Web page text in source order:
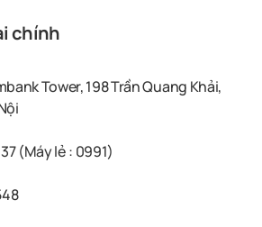
chính
Tower, 198 Trần Quang Khải,
(Máy lẻ : 0991)